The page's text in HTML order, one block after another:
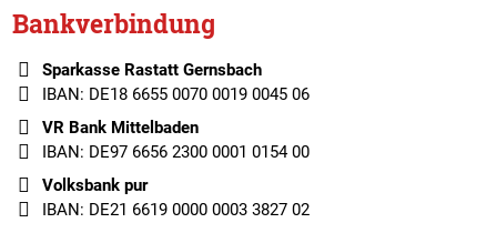
Bankverbindung
Sparkasse Rastatt Gernsbach
IBAN: DE18 6655 0070 0019 0045 06
VR Bank Mittelbaden
IBAN: DE97 6656 2300 0001 0154 00
Volksbank pur
IBAN: DE21 6619 0000 0003 3827 02